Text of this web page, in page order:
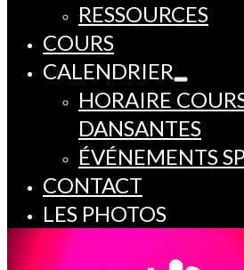
RESSOURCES
COURS
CALENDRIER
HORAIRE
DANSANTES
ÉVÉNEMENTS
CONTACT
LES PHOTOS